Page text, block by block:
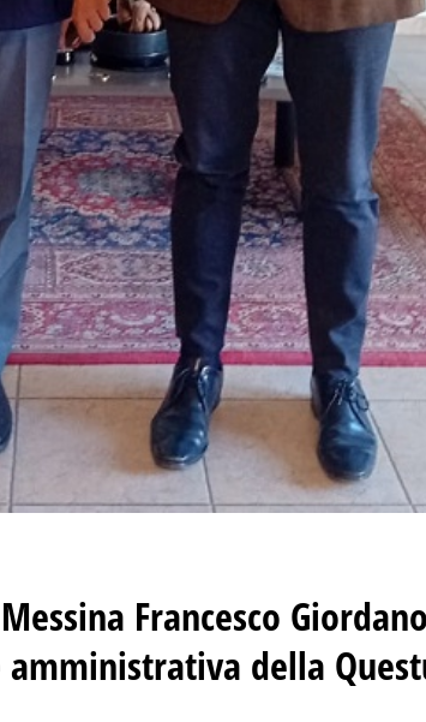
Francesco Giordano
della